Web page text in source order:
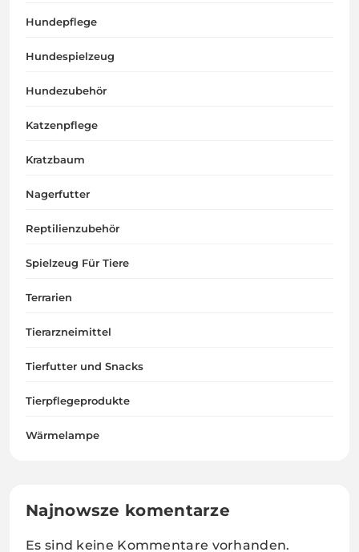
Hundepflege
Hundespielzeug
Hundezubehör
Katzenpflege
Kratzbaum
Nagerfutter
Reptilienzubehör
Spielzeug Für Tiere
Terrarien
Tierarzneimittel
Tierfutter und Snacks
Tierpflegeprodukte
Wärmelampe
Najnowsze komentarze
Es sind keine Kommentare vorhanden.